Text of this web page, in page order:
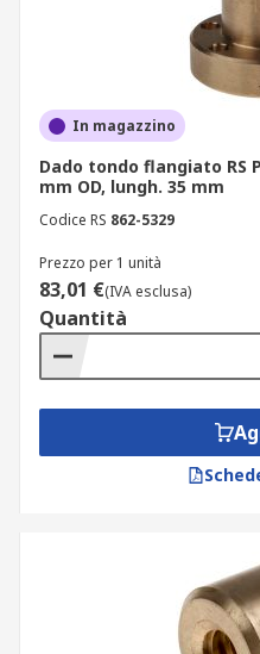
In magazzino
Dado tondo flangiato RS
mm OD, lungh. 35 mm
Codice RS 862-5329
Prezzo per 1 unità
83,01 €(IVA esclusa)
Quantità